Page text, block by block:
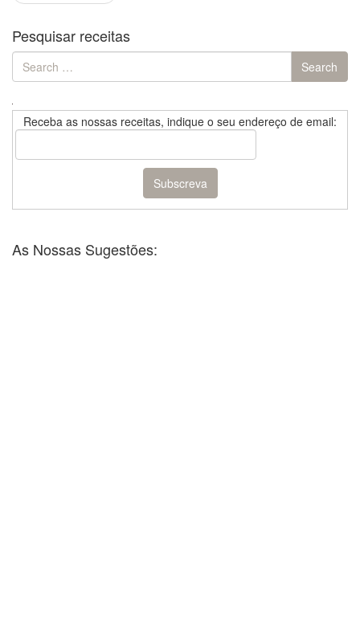
Pesquisar receitas
Search
for:
Search
Receba as nossas receitas, indique o seu endereço de email:
As Nossas Sugestões: